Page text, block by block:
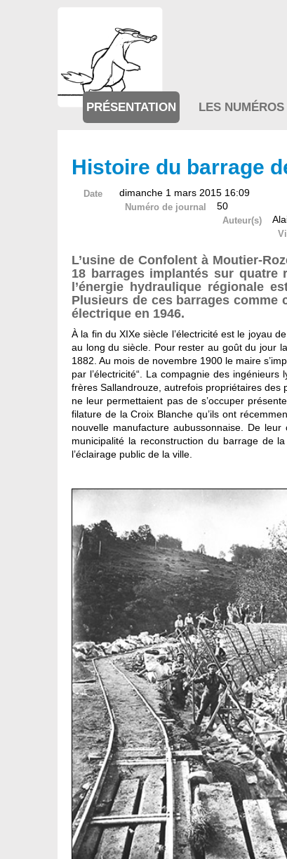
PRÉSENTATION LES NUMÉROS
Histoire du barrage
Date dimanche 1 mars 2015 16:09
Numéro de journal 50
Auteur(s)
L’usine de Confolent à Moutier-
18 barrages implantés sur quatre
l’énergie hydraulique régionale
Plusieurs de ces barrages
électrique en 1946.
À la fin du XIXe siècle l’électricité est le joyau
au long du siècle. Pour rester au goût du jour
1882. Au mois de novembre 1900 le maire
par l’électricité“. La compagnie des
frères Sallandrouze, autrefois propriétaires des
ne leur permettaient pas de s’occuper
filature de la Croix Blanche qu’ils ont
nouvelle manufacture aubussonnaise. De
municipalité la reconstruction du barrage de
l’éclairage public de la ville.